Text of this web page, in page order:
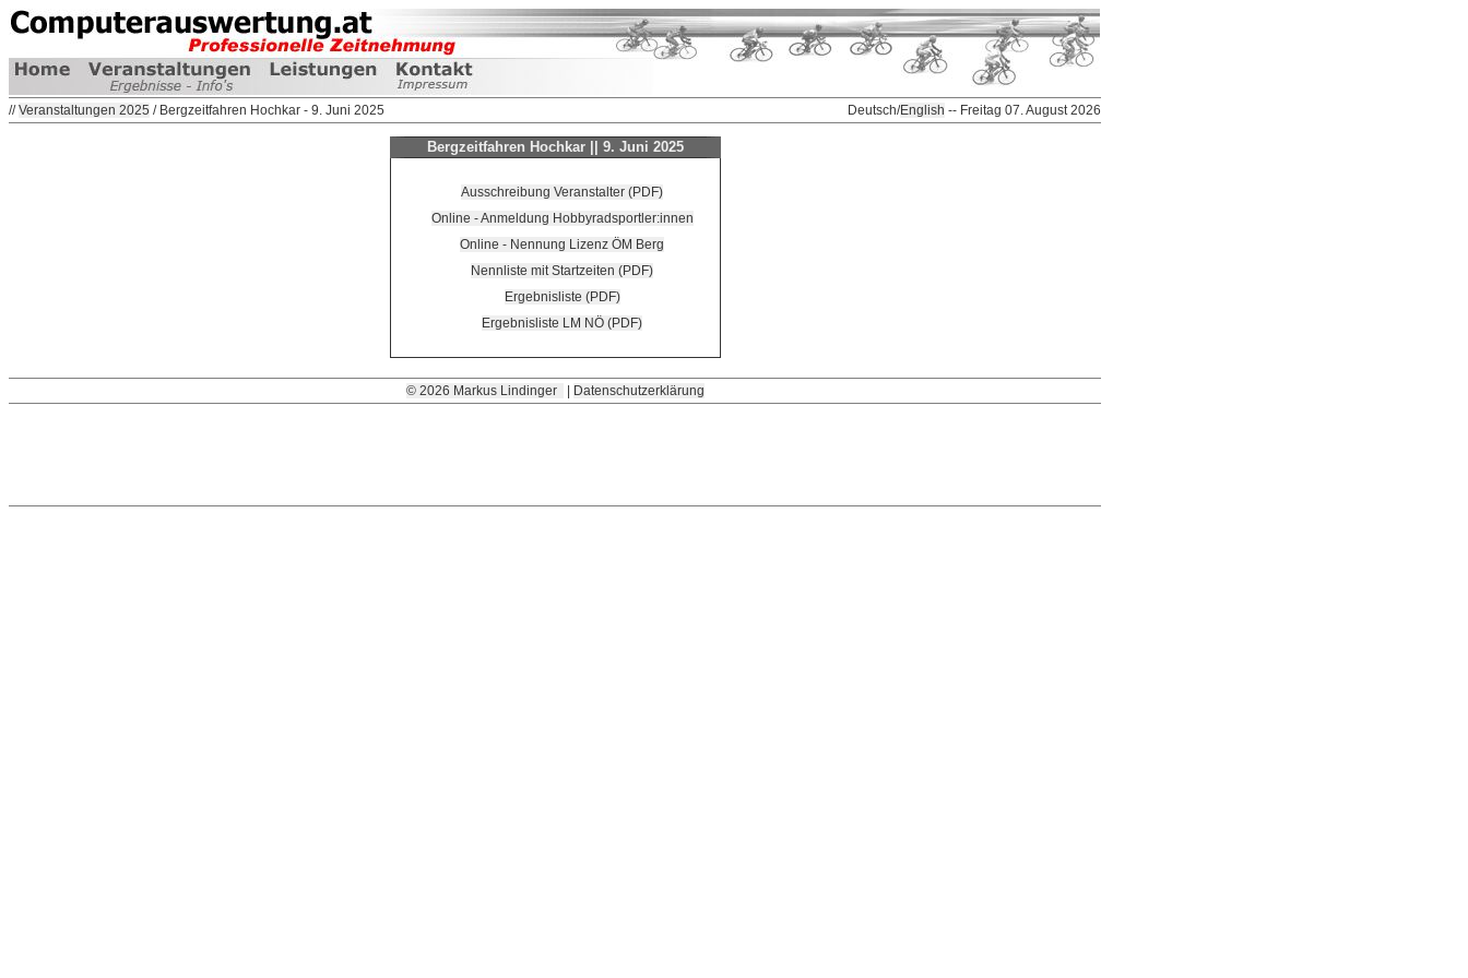
//Veranstaltungen 2025 / Bergzeitfahren Hochkar - 9. Juni 2025 Deutsch/English -- Freitag 07. August 2026
Bergzeitfahren Hochkar || 9. Juni 2025
Ausschreibung Veranstalter (PDF)
Online - Anmeldung Hobbyradsportler:innen
Online - Nennung Lizenz ÖM Berg
Nennliste mit Startzeiten (PDF)
Ergebnisliste (PDF)
Ergebnisliste LM NÖ (PDF)
© 2026 Markus Lindinger Datenschutzerklärung